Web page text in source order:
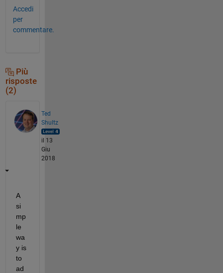
Accedi
per
commentare.
Più
risposte
(2)
Ted
Shultz
il 13
Giu
2018
A
si
mp
le
wa
y is
to
ad